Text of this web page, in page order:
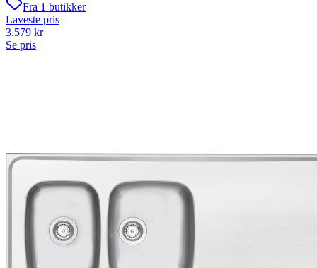
Fra 1 butikker
Laveste pris
3.579 kr
Se pris